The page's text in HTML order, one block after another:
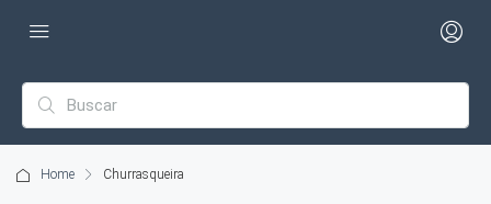
Home Churrasqueira